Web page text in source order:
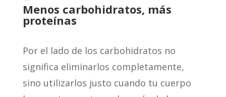
Menos carbohidratos, más
proteínas
Por el lado de los carbohidratos no
significa eliminarlos completamente,
sino utilizarlos justo cuando tu cuerpo